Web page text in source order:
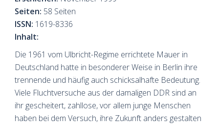
Seiten: 58 Seiten
ISSN: 1619-8336
Inhalt:
Die 1961 vom Ulbricht-Regime errichtete Mauer in
Deutschland hatte in besonderer Weise in Berlin ihre
trennende und häufig auch schicksalhafte Bedeutung.
Viele Fluchtversuche aus der damaligen DDR sind an
ihr gescheitert, zahllose, vor allem junge Menschen
haben bei dem Versuch, ihre Zukunft anders gestalten